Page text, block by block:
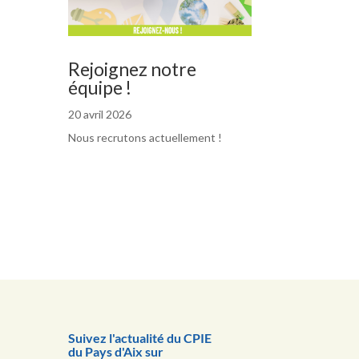
Rejoignez notre
équipe !
20 avril 2026
Nous recrutons actuellement !
Suivez l'actualité du CPIE
du Pays d'Aix sur